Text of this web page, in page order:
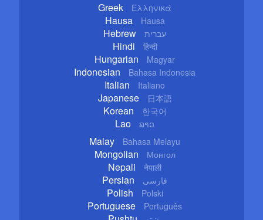
Greek Ελληνικά
Hausa Hausa
Hebrew עברית
Hindi हिन्दी
Hungarian Magyar
Indonesian Bahasa Indonesia
Italian Italiano
Japanese 日本語
Korean 한국어
Lao ລາວ
Malay Bahasa Melayu
Mongolian Монгол
Nepali नेपाली
Persian فارسی
Polish Polski
Portuguese Português